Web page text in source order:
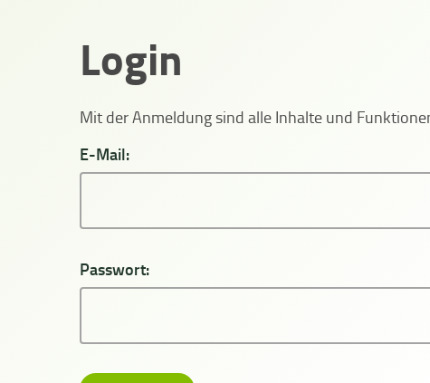
Login
Mit der Anmeldung sind alle Inhalte und
E-Mail:
Passwort: